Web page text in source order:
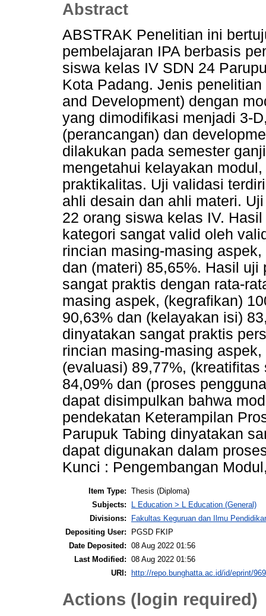
Abstract
ABSTRAK Penelitian ini
pembelajaran IPA berbasis
siswa kelas IV SDN 24
Kota Padang. Jenis
and Development) dengan
yang dimodifikasi menjadi 3-
(perancangan) dan
dilakukan pada semester
mengetahui kelayakan
praktikalitas. Uji validasi
ahli desain dan ahli materi.
22 orang siswa kelas IV.
kategori sangat valid oleh
rincian masing-masing
dan (materi) 85,65%. Hasil
sangat praktis dengan rata-
masing aspek, (kegrafikan)
90,63% dan (kelayakan isi)
dinyatakan sangat praktis
rincian masing-masing
(evaluasi) 89,77%,
84,09% dan (proses
dapat disimpulkan bahwa
pendekatan Keterampilan
Parupuk Tabing dinyatakan
dapat digunakan dalam
Kunci : Pengembangan
Item Type: Thesis (Diploma)
Subjects:
L Education > L Education (General)
Divisions:
Fakultas Keguruan dan Ilmu
Depositing User:
PGSD FKIP
Date Deposited: 08 Aug 2022 01:56
Last Modified: 08 Aug 2022 01:56
URI:
http://repo.bunghatta.ac.id/id/eprint/
Actions (login required)